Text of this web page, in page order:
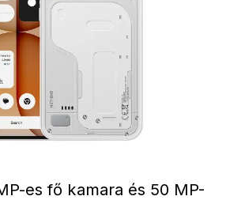
es fő kamara és 50 MP-